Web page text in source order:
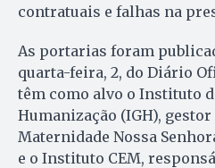
contratuais e falhas na
As portarias foram
quarta-feira, 2, do Diário
têm como alvo o Instituto
Humanização (IGH),
Maternidade Nossa
e o Instituto CEM,